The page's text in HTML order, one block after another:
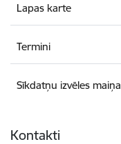
Lapas karte
Termini
Sīkdatņu izvēles maiņa
Kontakti